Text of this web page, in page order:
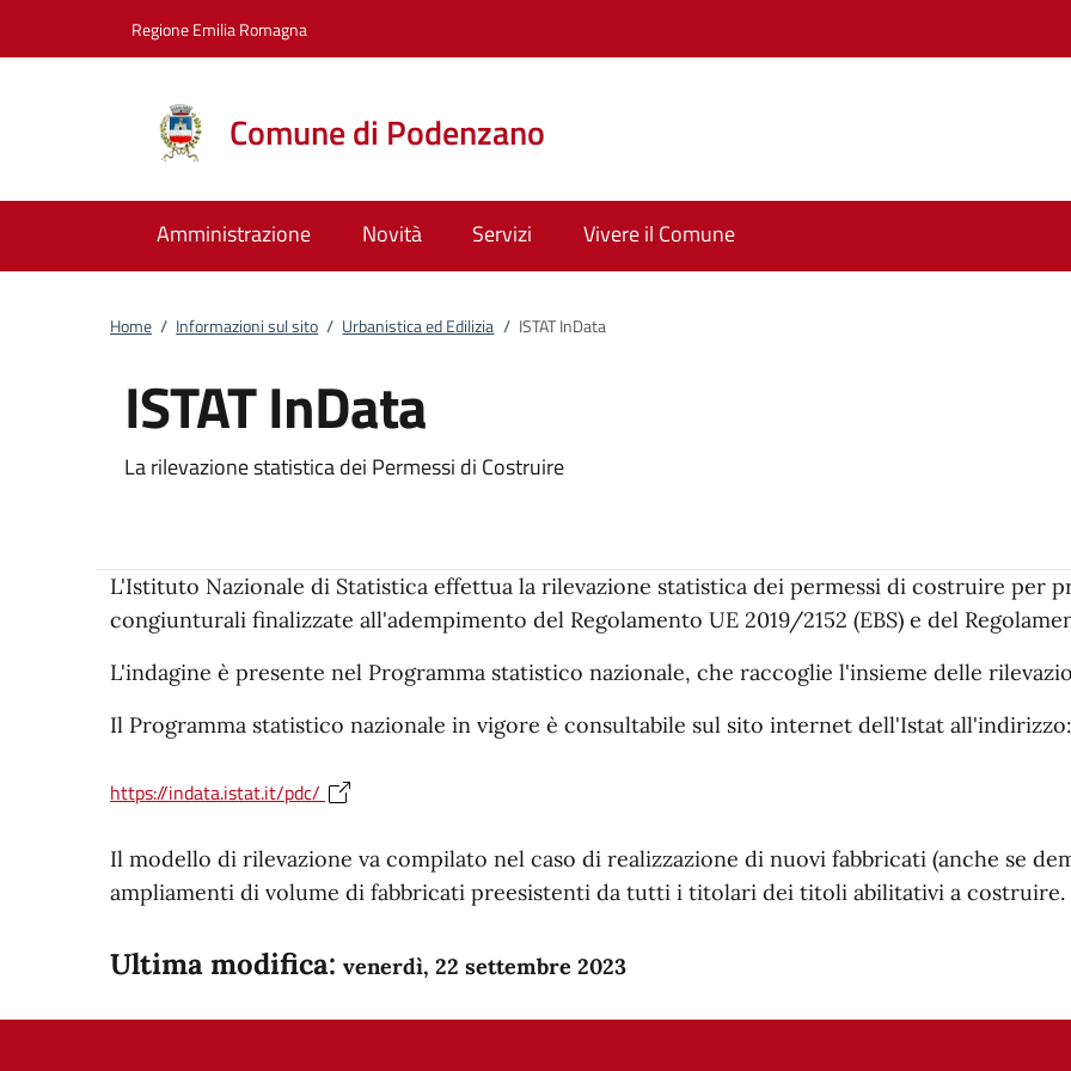
Regione Emilia Romagna
Comune di Podenzano
Amministrazione Novità Servizi Vivere il Comune
Home / Informazioni sul sito / Urbanistica ed Edilizia / ISTAT InData
ISTAT InData
La rilevazione statistica dei Permessi di Costruire
L'Istituto Nazionale di Statistica effettua la rilevazione statistica dei permessi di costruire per
congiunturali finalizzate all'adempimento del Regolamento UE 2019/2152 (EBS) e del
L'indagine è presente nel Programma statistico nazionale, che raccoglie l'insieme delle
Il Programma statistico nazionale in vigore è consultabile sul sito internet dell'Istat all'indirizzo:
https://indata.istat.it/pdc/
Il modello di rilevazione va compilato nel caso di realizzazione di nuovi fabbricati (anche se
ampliamenti di volume di fabbricati preesistenti da tutti i titolari dei titoli abilitativi a costruire.
Ultima modifica: venerdì, 22 settembre 2023